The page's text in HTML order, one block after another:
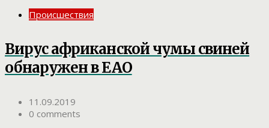
Происшествия
Вирус африканской чумы свиней
обнаружен в ЕАО
11.09.2019
0 comments